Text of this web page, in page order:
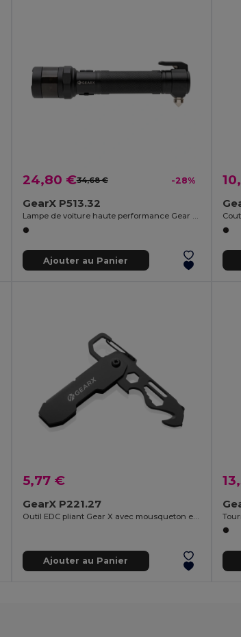
24,80 €34,68 € -28%
GearX P513.32
Lampe de voiture haute performance Gear X RCS en aluminium recyclé.
Ajouter au Panier
5,77 €
GearX P221.27
Outil EDC pliant Gear X avec mousqueton et ouvre-colis
Ajouter au Panier